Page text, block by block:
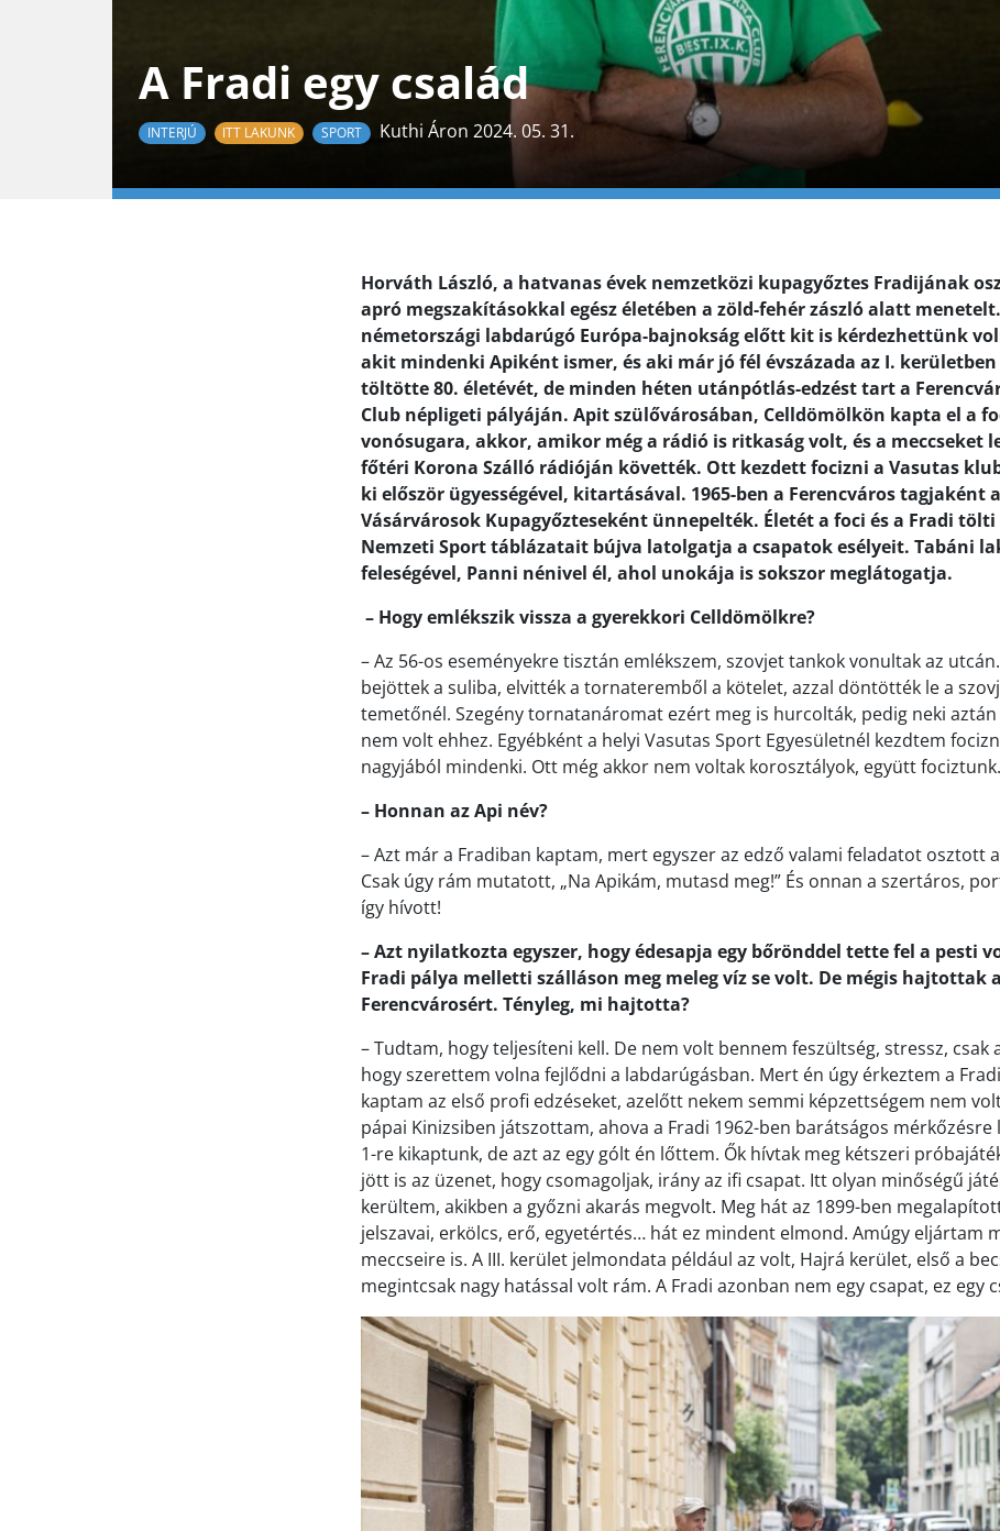
A Fradi egy család
INTERJÚ ITT LAKUNK SPORT Kuthi Áron 2024. 05. 31.
Horváth László, a hatvanas évek nemzetközi kupagyőztes Fradijának
apró megszakításokkal egész életében a zöld-fehér zászló alatt
németországi labdarúgó Európa-bajnokság előtt kit is kérdezhettünk
akit mindenki Apiként ismer, és aki már jó fél évszázada az I.
töltötte 80. életévét, de minden héten utánpótlás-edzést tart a
Club népligeti pályáján. Apit szülővárosában, Celldömölkön kapta el a
vonósugara, akkor, amikor még a rádió is ritkaság volt, és a meccseket
főtéri Korona Szálló rádióján követték. Ott kezdett focizni a Vasutas
ki először ügyességével, kitartásával. 1965-ben a Ferencváros tagjaként a
Vásárvárosok Kupagyőzteseként ünnepelték. Életét a foci és a Fradi tölti
Nemzeti Sport táblázatait bújva latolgatja a csapatok esélyeit. Tabáni
feleségével, Panni nénivel él, ahol unokája is sokszor meglátogatja.
– Hogy emlékszik vissza a gyerekkori Celldömölkre?
– Az 56-os eseményekre tisztán emlékszem, szovjet tankok vonultak az
bejöttek a suliba, elvitték a tornateremből a kötelet, azzal döntötték le a
temetőnél. Szegény tornatanáromat ezért meg is hurcolták, pedig neki
nem volt ehhez. Egyébként a helyi Vasutas Sport Egyesületnél kezdtem
nagyjából mindenki. Ott még akkor nem voltak korosztályok, együtt fociztunk.
– Honnan az Api név?
– Azt már a Fradiban kaptam, mert egyszer az edző valami feladatot osztott
Csak úgy rám mutatott, „Na Apikám, mutasd meg!” És onnan a szertáros,
így hívott!
– Azt nyilatkozta egyszer, hogy édesapja egy bőrönddel tette fel a pesti
Fradi pálya melletti szálláson meg meleg víz se volt. De mégis hajtottak a
Ferencvárosért. Tényleg, mi hajtotta?
– Tudtam, hogy teljesíteni kell. De nem volt bennem feszültség, stressz, csak
hogy szerettem volna fejlődni a labdarúgásban. Mert én úgy érkeztem a
kaptam az első profi edzéseket, azelőtt nekem semmi képzettségem nem
pápai Kinizsiben játszottam, ahova a Fradi 1962-ben barátságos
1-re kikaptunk, de azt az egy gólt én lőttem. Ők hívtak meg kétszeri
jött is az üzenet, hogy csomagoljak, irány az ifi csapat. Itt olyan minőségű
kerültem, akikben a győzni akarás megvolt. Meg hát az 1899-ben
jelszavai, erkölcs, erő, egyetértés… hát ez mindent elmond. Amúgy eljártam
meccseire is. A III. kerület jelmondata például az volt, Hajrá kerület, első a
megintcsak nagy hatással volt rám. A Fradi azonban nem egy csapat, ez egy